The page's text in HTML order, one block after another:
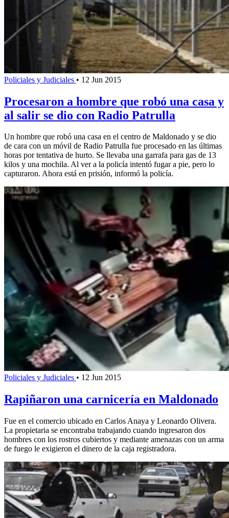
Policiales y Judiciales • 12 Jun 2015
Procesaron a hombre que robó una casa y
al salir se dio con Radio Patrulla
Un hombre que robó una casa en el centro de Maldonado y se dio
de cara con un móvil de Radio Patrulla fue procesado en las últimas
horas por tentativa de hurto. Se llevaba una garrafa para gas de 13
kilos y una mochila. Al ver a la policía intentó fugar a pie, pero lo
capturaron. Ahora está en prisión, informó la policía.
Policiales y Judiciales • 12 Jun 2015
Rapiñaron una carnicería en Maldonado
Fue en el comercio ubicado en Carlos Anaya y Leonardo Olivera.
La propietaria se encontraba trabajando cuando ingresaron dos
hombres con los rostros cubiertos y mediante amenazas con un arma
de fuego le exigieron el dinero de la caja registradora.